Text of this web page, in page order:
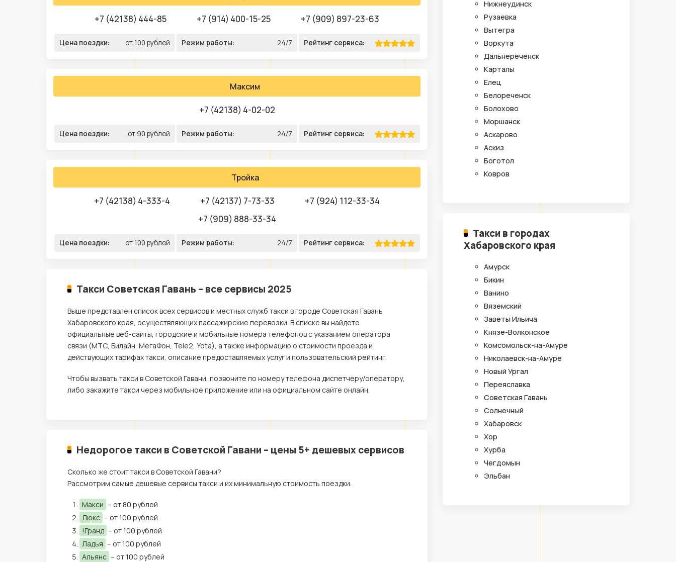
+7 (42138) 444-85 +7 (914) 400-15-25 +7 (909) 897-23-63
Цена поездки: от 100 рублей Режим работы: 24/7 Рейтинг сервиса:
Максим
+7 (42138) 4-02-02
Цена поездки: от 90 рублей Режим работы: 24/7 Рейтинг сервиса:
Тройка
+7 (42138) 4-333-4 +7 (42137) 7-73-33
+7 (924) 112-33-34
+7 (909) 888-33-34
Цена поездки: от 100 рублей Режим работы: 24/7 Рейтинг сервиса:
Такси Советская Гавань – все сервисы 2025
Выше представлен список всех сервисов и местных служб такси в городе Советская Гавань
Хабаровского края, осуществляющих пассажирские перевозки. В списке вы найдете
официальные веб-сайты, городские и мобильные номера телефонов с указанием оператора
связи (МТС, Билайн, МегаФон, Tele2, Yota), а также информацию о стоимости проезда и
действующих тарифах такси, описание предоставляемых услуг и пользовательский рейтинг.
Чтобы вызвать такси в Советской Гавани, позвоните по номеру телефона диспетчеру/оператору,
либо закажите такси через мобильное приложение или на официальном сайте онлайн.
Недорогое такси в Советской Гавани – цены 5+ дешевых сервисов
Сколько же стоит такси в Советской Гавани?
Рассмотрим самые дешевые сервисы такси и их минимальную стоимость поездки.
Макси – от 80 рублей
Люкс – от 100 рублей
!Гранд – от 100 рублей
Ладья – от 100 рублей
Альянс – от 100 рублей
Нижнеудинск
Рузаевка
Вытегра
Воркута
Дальнереченск
Карталы
Елец
Белореченск
Болохово
Моршанск
Аскарово
Аскиз
Боготол
Ковров
Такси в городах
Хабаровского края
Амурск
Бикин
Ванино
Вяземский
Заветы Ильича
Князе-Волконское
Комсомольск-на-Амуре
Николаевск-на-Амуре
Новый Ургал
Переяславка
Советская Гавань
Солнечный
Хабаровск
Хор
Хурба
Чегдомын
Эльбан